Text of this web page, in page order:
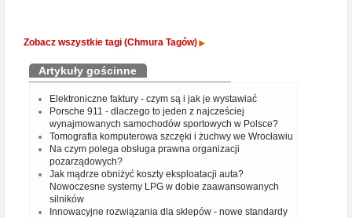
Zobacz wszystkie tagi (Chmura Tagów)
Artykuły gościnne
Elektroniczne faktury - czym są i jak je wystawiać
Porsche 911 - dlaczego to jeden z najcześciej
wynajmowanych samochodów sportowych w Polsce?
Tomografia komputerowa szczęki i żuchwy we Wrocławiu
Na czym polega obsługa prawna organizacji
pozarządowych?
Jak mądrze obniżyć koszty eksploatacji auta?
Nowoczesne systemy LPG w dobie zaawansowanych
silników
Innowacyjne rozwiązania dla sklepów - nowe standardy